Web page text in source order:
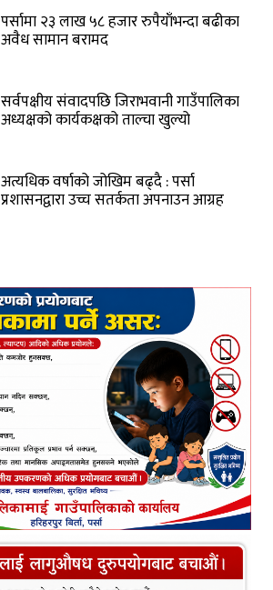
पर्सामा २३ लाख ५८ हजार रुपैयाँभन्दा बढीका
अवैध सामान बरामद
सर्वपक्षीय संवादपछि जिराभवानी गाउँपालिका
अध्यक्षको कार्यकक्षको ताल्चा खुल्यो
अत्यधिक वर्षाको जोखिम बढ्दै : पर्सा
प्रशासनद्वारा उच्च सतर्कता अपनाउन आग्रह